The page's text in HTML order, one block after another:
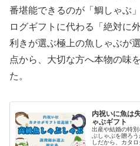
番堪能できるのが「鯛しゃぶ
ログギフトに代わる「絶対に
利きが選ぶ極上の魚しゃぶが
点から、大切な方へ本物の味
た。
内祝いに魚は
ゃぶギフト
出産や結婚の特
ぶしゃぶを贈ろ
しだから、カタ